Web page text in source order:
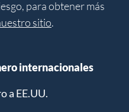
para obtener más
sitio.
internacionales
a EE.UU.